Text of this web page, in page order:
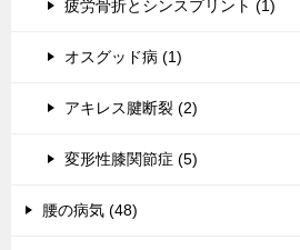
疲労骨折とシンスプリント (1)
オスグッド病 (1)
アキレス腱断裂 (2)
変形性膝関節症 (5)
腰の病気 (48)